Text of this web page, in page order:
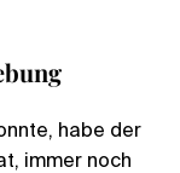
habe der
immer noch